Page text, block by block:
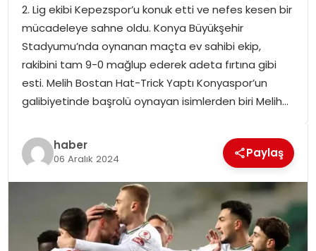
GÜNDEM
MAGAZIN
2. Lig ekibi Kepezspor’u konuk etti ve nefes kesen bir
mücadeleye sahne oldu. Konya Büyükşehir
Stadyumu’nda oynanan maçta ev sahibi ekip,
rakibini tam 9-0 mağlup ederek adeta fırtına gibi
esti. Melih Bostan Hat-Trick Yaptı Konyaspor’un
galibiyetinde başrolü oynayan isimlerden biri Melih…
haber
06 Aralık 2024 Paylaş